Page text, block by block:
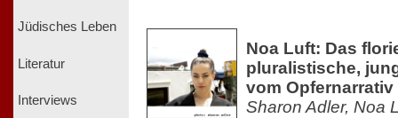
Jüdisches Leben
Literatur
Interviews
Noa Luft: Das
pluralistische,
vom Opfernarrativ
Sharon Adler, Noa